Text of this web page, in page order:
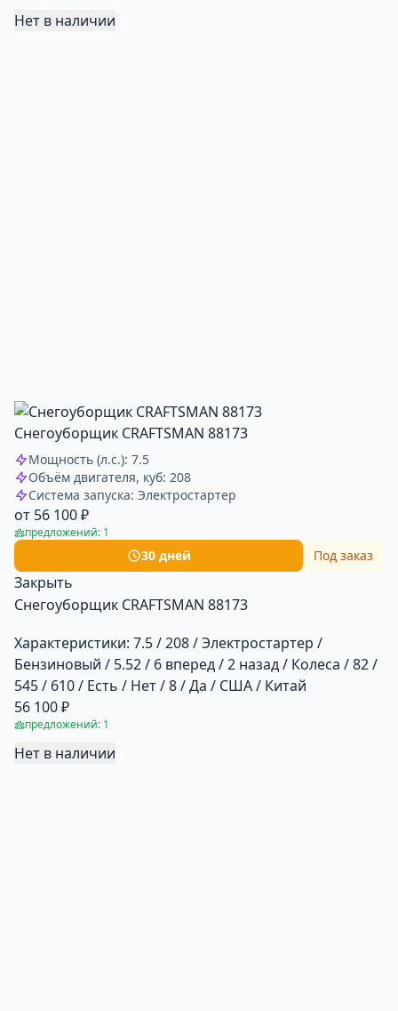
Нет в наличии
Снегоуборщик CRAFTSMAN 88173
Мощность (л.с.): 7.5
Объём двигателя, куб: 208
Система запуска: Электростартер
от 56 100 ₽
предложений: 1
30 дней Под заказ
Закрыть
Снегоуборщик CRAFTSMAN 88173
Характеристики: 7.5 / 208 / Электростартер /
Бензиновый / 5.52 / 6 вперед / 2 назад / Колеса / 82 /
545 / 610 / Есть / Нет / 8 / Да / США / Китай
56 100 ₽
предложений: 1
Нет в наличии